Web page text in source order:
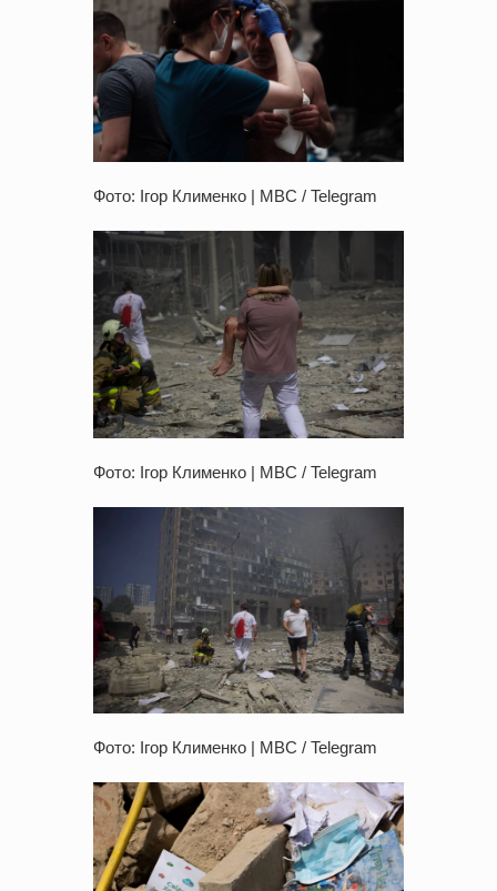
Фото: Ігор Клименко | МВС / Telegram
Фото: Ігор Клименко | МВС / Telegram
Фото: Ігор Клименко | МВС / Telegram